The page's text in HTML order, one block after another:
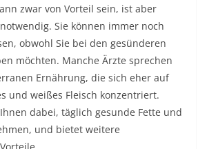
zwar von Vorteil sein, ist aber
Sie können immer noch
obwohl Sie bei den gesünderen
möchten. Manche Ärzte sprechen
Ernährung, die sich eher auf
und weißes Fleisch konzentriert.
dabei, täglich gesunde Fette und
und bietet weitere